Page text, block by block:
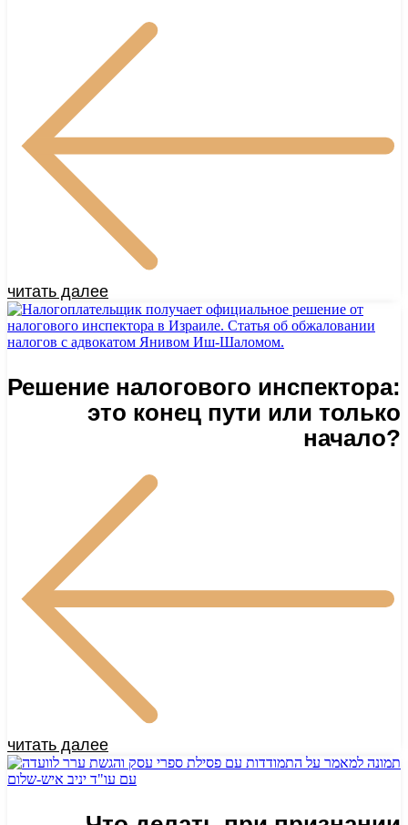
читать далее
Решение налогового инспектора:
это конец пути или только
начало?
читать далее